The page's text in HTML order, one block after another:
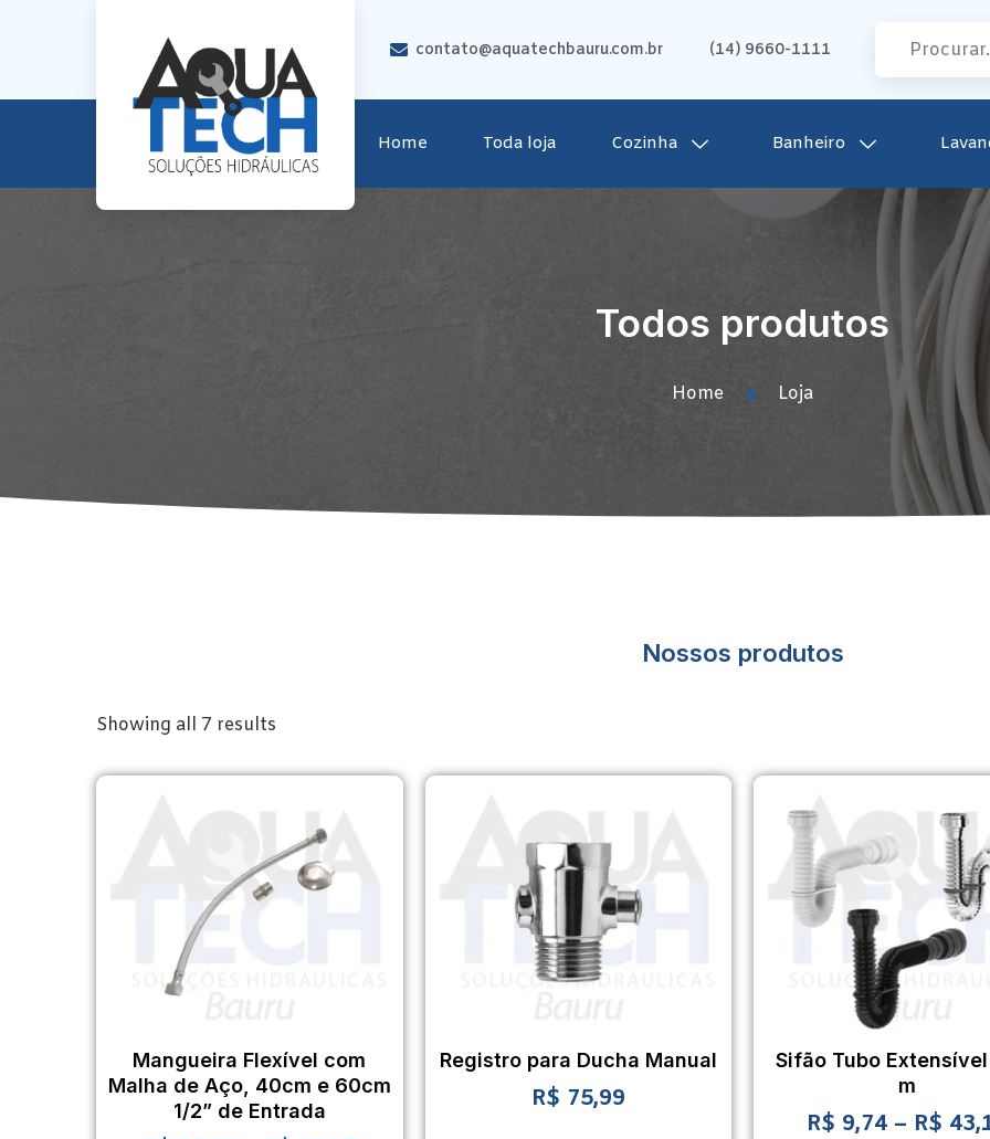
contato@aquatechbauru.com.br (14) 9660-1111
Home Toda loja Cozinha Banheiro
Todos produtos
Home Loja
Nossos produtos
Showing all 7 results
Mangueira Flexível com
Malha de Aço, 40cm e 60cm
1/2” de Entrada
Registro para Ducha Manual
R$ 75,99
Sifão Tubo
m
R$ 9,74– R$